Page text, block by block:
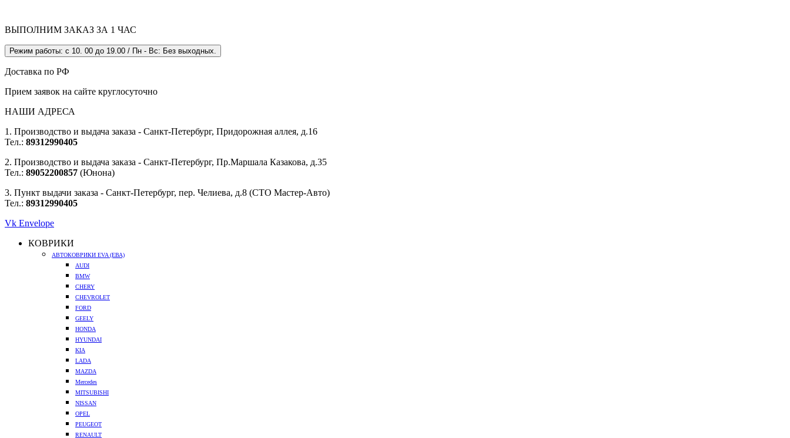
ВЫПОЛНИМ ЗАКАЗ ЗА 1 ЧАС
Режим работы: с 10. 00 до 19.00 / Пн - Вс: Без выходных.
Доставка по РФ
Прием заявок на сайте круглосуточно
НАШИ АДРЕСА
1. Производство и выдача заказа - Санкт-Петербург, Придорожная аллея, д.16
Тел.: 89312990405
2. Производство и выдача заказа - Санкт-Петербург, Пр.Маршала Казакова, д.35
Тел.: 89052200857 (Юнона)
3. Пункт выдачи заказа - Санкт-Петербург, пер. Челиева, д.8 (СТО Мастер-Авто)
Тел.: 89312990405
Vk Envelope
КОВРИКИ
АВТОКОВРИКИ EVA (ЕВА)
AUDI
BMW
CHERY
CHEVROLET
FORD
GEELY
HONDA
HYUNDAI
KIA
LADA
MAZDA
Mercedes
MITSUBISHI
NISSAN
OPEL
PEUGEOT
RENAULT